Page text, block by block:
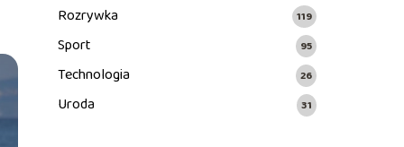
Rozrywka 119
Sport 95
Technologia 26
Uroda 31